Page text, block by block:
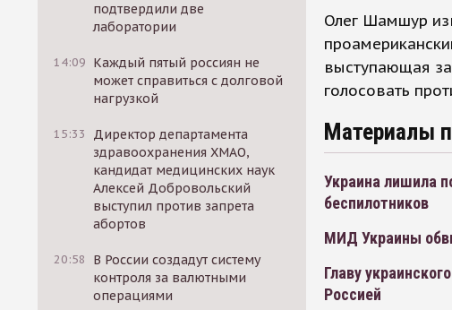
подтвердили две
лаборатории
14:09 Каждый пятый россиян не
может справиться с долговой
нагрузкой
15:33
Директор департамента
здравоохранения ХМАО,
кандидат медицинских наук
Алексей Добровольский
выступил против запрета
абортов
20:58
В России создадут систему
контроля за валютными
операциями
Олег Шамшур
выступающая за
голосовать
Материалы
Украина лишила
беспилотников
МИД Украины
Главу
Россией